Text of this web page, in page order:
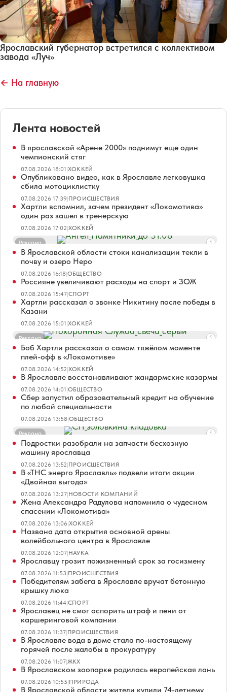
Ярославский губернатор встретился с коллективом
завода «Луч»
← На главную
Лента новостей
В ярославской «Арене 2000» поднимут еще один
чемпионский стяг
07.08.2026 18:01|ХОККЕЙ
Опубликовано видео, как в Ярославле легковушка
сбила мотоциклистку
07.08.2026 17:39|ПРОИСШЕСТВИЯ
Хартли вспомнил, зачем президент «Локомотива»
один раз зашел в тренерскую
07.08.2026 17:02|ХОККЕЙ
Реклама
В Ярославской области стоки канализации текли в
почву и озеро Неро
07.08.2026 16:18|ОБЩЕСТВО
Россияне увеличивают расходы на спорт и ЗОЖ
07.08.2026 15:47|СПОРТ
Хартли рассказал о звонке Никитину после победы в
Казани
07.08.2026 15:01|ХОККЕЙ
Реклама
Боб Хартли рассказал о самом тяжёлом моменте
плей-офф в «Локомотиве»
07.08.2026 14:52|ХОККЕЙ
В Ярославле восстанавливают жандармские казармы
07.08.2026 14:01|ОБЩЕСТВО
Сбер запустил образовательный кредит на обучение
по любой специальности
07.08.2026 13:58|ОБЩЕСТВО
Реклама
Подростки разобрали на запчасти бесхозную
машину ярославца
07.08.2026 13:52|ПРОИСШЕСТВИЯ
В «ТНС энерго Ярославль» подвели итоги акции
«Двойная выгода»
07.08.2026 13:27|НОВОСТИ КОМПАНИЙ
Жена Александра Радулова напомнила о чудесном
спасении «Локомотива»
07.08.2026 13:06|ХОККЕЙ
Названа дата открытия основной арены
волейбольного центра в Ярославле
07.08.2026 12:07|НАУКА
Ярославцу грозит пожизненный срок за госизмену
07.08.2026 11:53|ПРОИСШЕСТВИЯ
Победителям забега в Ярославле вручат бетонную
крышку люка
07.08.2026 11:44|СПОРТ
Ярославец не смог оспорить штраф и пени от
каршеринговой компании
07.08.2026 11:37|ПРОИСШЕСТВИЯ
В Ярославле вода в доме стала по-настоящему
горячей после жалобы в прокуратуру
07.08.2026 11:07|ЖКХ
В Ярославском зоопарке родилась европейская лань
07.08.2026 10:55|ПРИРОДА
В Ярославской области жители купили 74-летнему